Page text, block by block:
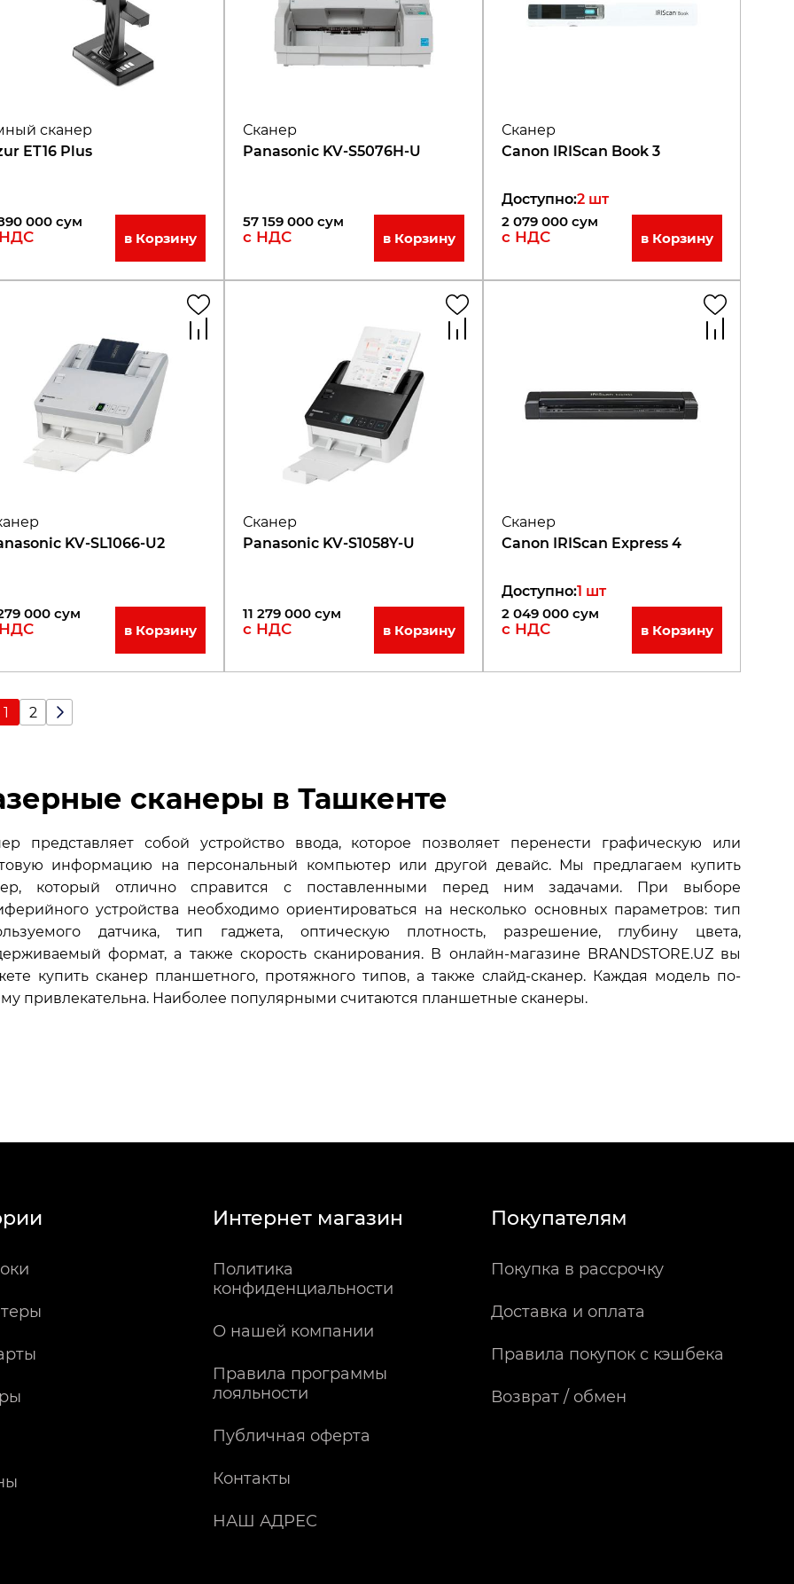
сканер
ET16 Plus
000 сум
в Корзину
Сканер
Panasonic KV-S5076H-U
57 159 000 сум
с НДС в Корзину
Сканер
Canon IRIScan Book 3
Доступно:2 шт
2 079 000 сум
с НДС в Корзину
KV-SL1066-U2
000 сум
в Корзину
Сканер
Panasonic KV-S1058Y-U
11 279 000 сум
с НДС в Корзину
Сканер
Canon IRIScan Express 4
Доступно:1 шт
2 049 000 сум
с НДС в Корзину
1 2
сканеры в Ташкенте
представляет собой устройство ввода, которое позволяет перенести графическую или
информацию на персональный компьютер или другой девайс. Мы предлагаем купить
который отлично справится с поставленными перед ним задачами. При выборе
устройства необходимо ориентироваться на несколько основных параметров: тип
датчика, тип гаджета, оптическую плотность, разрешение, глубину цвета,
формат, а также скорость сканирования. В онлайн-магазине BRANDSTORE.UZ вы
купить сканер планшетного, протяжного типов, а также слайд-сканер. Каждая модель по-
привлекательна. Наиболее популярными считаются планшетные сканеры.
Интернет магазин
Политика
конфиденциальности
О нашей компании
Правила программы
лояльности
Публичная оферта
Контакты
НАШ АДРЕС
Покупателям
Покупка в рассрочку
Доставка и оплата
Правила покупок с кэшбека
Возврат / обмен